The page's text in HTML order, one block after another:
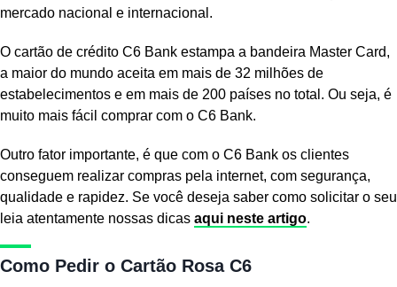
mercado nacional e internacional.
O cartão de crédito C6 Bank estampa a bandeira Master Card,
a maior do mundo aceita em mais de 32 milhões de
estabelecimentos e em mais de 200 países no total. Ou seja, é
muito mais fácil comprar com o C6 Bank.
Outro fator importante, é que com o C6 Bank os clientes
conseguem realizar compras pela internet, com segurança,
qualidade e rapidez. Se você deseja saber como solicitar o seu
leia atentamente nossas dicas aqui neste artigo.
Como Pedir o Cartão Rosa C6